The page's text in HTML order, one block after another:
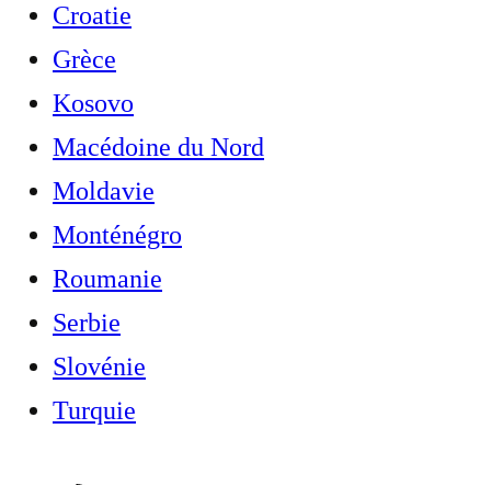
Croatie
Grèce
Kosovo
Macédoine du Nord
Moldavie
Monténégro
Roumanie
Serbie
Slovénie
Turquie